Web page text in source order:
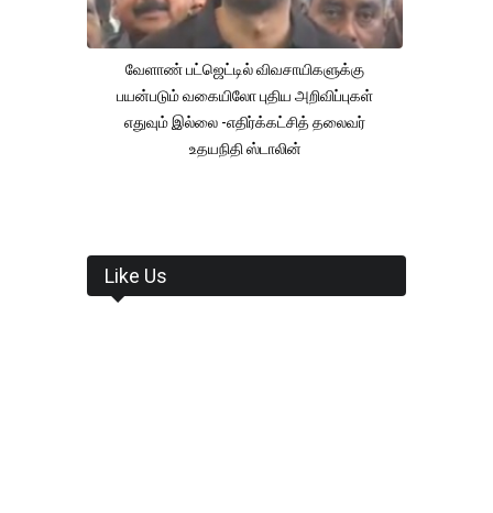
வேளாண் பட்ஜெட்டில் விவசாயிகளுக்கு
பயன்படும் வகையிலோ புதிய அறிவிப்புகள்
எதுவும் இல்லை -எதிர்க்கட்சித் தலைவர்
உதயநிதி ஸ்டாலின்
Like Us